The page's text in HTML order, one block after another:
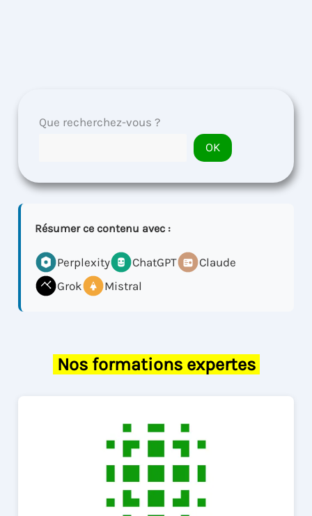
Que recherchez-vous ?
OK
Résumer ce contenu avec :
Perplexity ChatGPT
Claude
Grok
Mistral
Nos formations expertes